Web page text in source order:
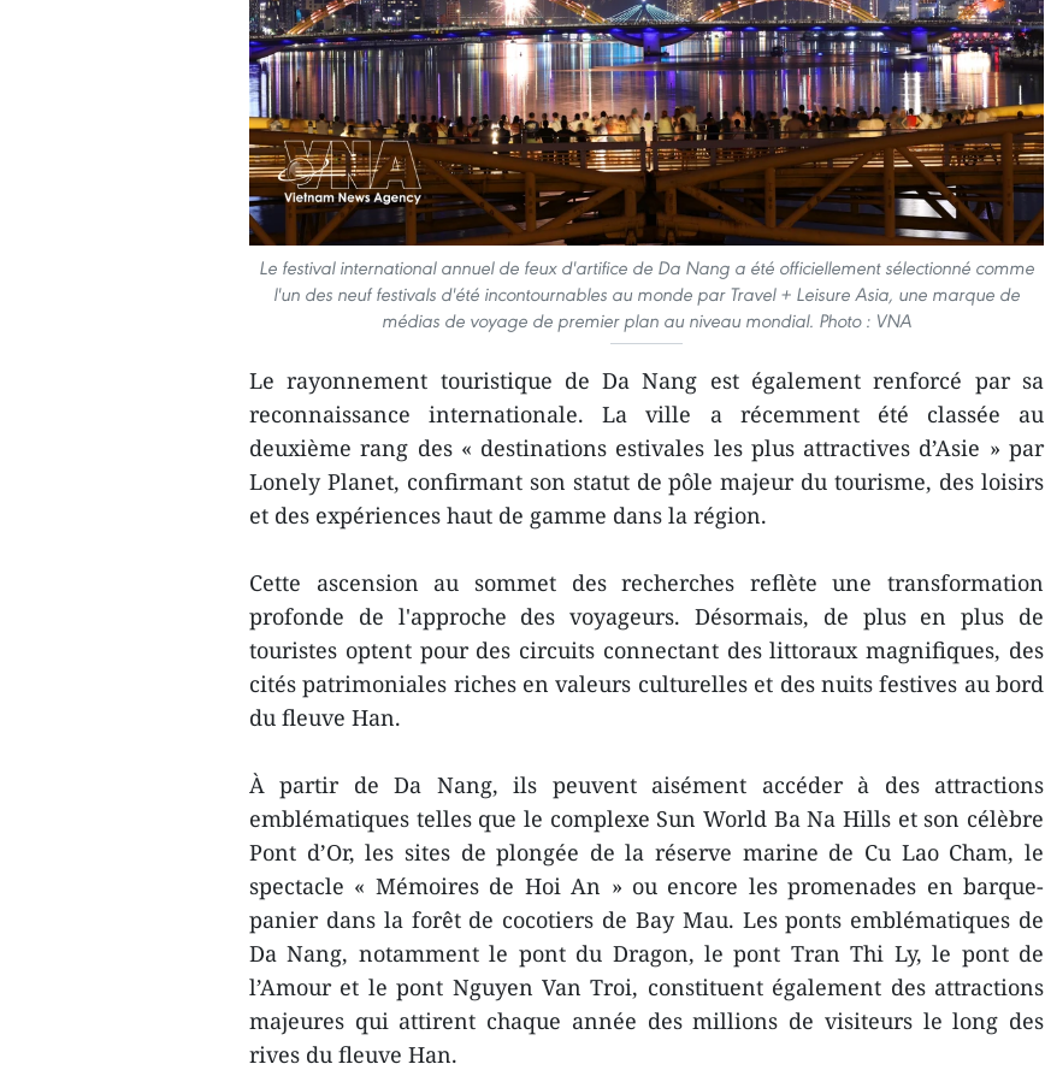
Le festival international annuel de feux d'artifice de Da Nang a été officiellement sélectionné comme
l'un des neuf festivals d'été incontournables au monde par Travel + Leisure Asia, une marque de
médias de voyage de premier plan au niveau mondial. Photo : VNA
Le rayonnement touristique de Da Nang est également renforcé par sa
reconnaissance internationale. La ville a récemment été classée au
deuxième rang des « destinations estivales les plus attractives d’Asie » par
Lonely Planet, confirmant son statut de pôle majeur du tourisme, des loisirs
et des expériences haut de gamme dans la région.
Cette ascension au sommet des recherches reflète une transformation
profonde de l'approche des voyageurs. Désormais, de plus en plus de
touristes optent pour des circuits connectant des littoraux magnifiques, des
cités patrimoniales riches en valeurs culturelles et des nuits festives au bord
du fleuve Han.
À partir de Da Nang, ils peuvent aisément accéder à des attractions
emblématiques telles que le complexe Sun World Ba Na Hills et son célèbre
Pont d’Or, les sites de plongée de la réserve marine de Cu Lao Cham, le
spectacle « Mémoires de Hoi An » ou encore les promenades en barque-
panier dans la forêt de cocotiers de Bay Mau. Les ponts emblématiques de
Da Nang, notamment le pont du Dragon, le pont Tran Thi Ly, le pont de
l’Amour et le pont Nguyen Van Troi, constituent également des attractions
majeures qui attirent chaque année des millions de visiteurs le long des
rives du fleuve Han.